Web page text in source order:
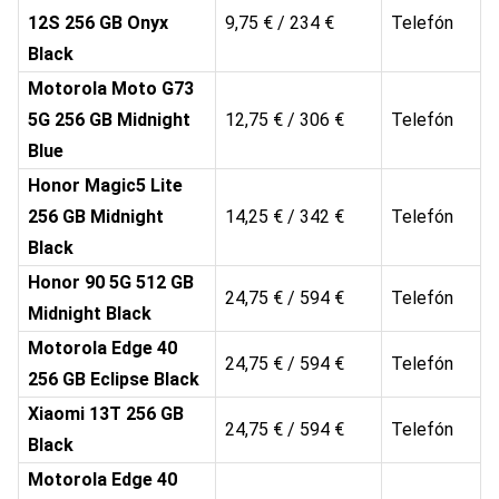
12S 256 GB Onyx
Black
9,75 € / 234 € Telefón
Motorola Moto G73
5G 256 GB Midnight
Blue
12,75 € / 306 € Telefón
Honor Magic5 Lite
256 GB Midnight
Black
14,25 € / 342 € Telefón
Honor 90 5G 512 GB
Midnight Black
24,75 € / 594 € Telefón
Motorola Edge 40
256 GB Eclipse Black
24,75 € / 594 € Telefón
Xiaomi 13T 256 GB
Black
24,75 € / 594 € Telefón
Motorola Edge 40